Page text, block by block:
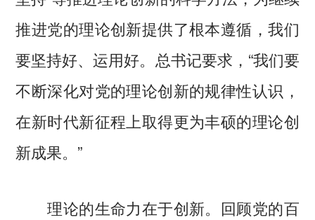
推进党的理论创新提供了根本遵循，我们
要坚持好、运用好。总书记要求，“我们要
不断深化对党的理论创新的规律性认识，
在新时代新征程上取得更为丰硕的理论创
新成果。”
理论的生命力在于创新。回顾党的百